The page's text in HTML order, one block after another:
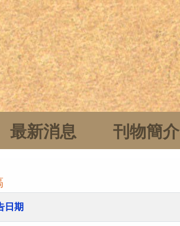
最新消息 刊物簡介
日期